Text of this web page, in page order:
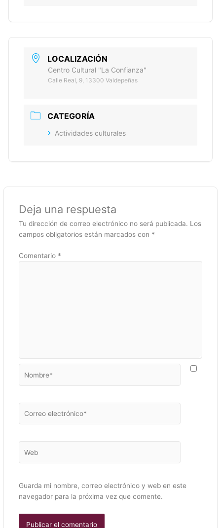
LOCALIZACIÓN
Centro Cultural "La Confianza"
Calle Real, 9, 13300 Valdepeñas
CATEGORÍA
Actividades culturales
Deja una respuesta
Tu dirección de correo electrónico no será publicada. Los
campos obligatorios están marcados con *
Comentario *
electrónico*
Guarda mi nombre, correo electrónico y web en este
navegador para la próxima vez que comente.